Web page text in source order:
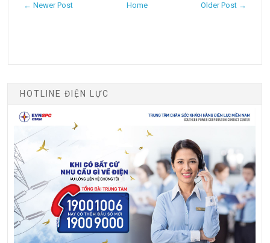
← Newer Post Older Post →
Home
HOTLINE ĐIỆN LỰC